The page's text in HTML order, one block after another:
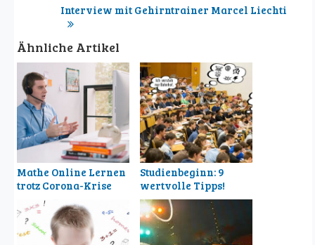
Interview mit Gehirntrainer Marcel Liechti
Ähnliche Artikel
Mathe Online Lernen
trotz Corona-Krise
Studienbeginn: 9
wertvolle Tipps!